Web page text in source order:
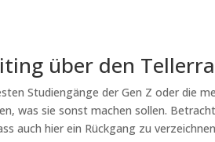
über den
Studiengänge der Gen Z oder die
was sie sonst machen sollen.
auch hier ein Rückgang zu